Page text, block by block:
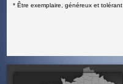
* Être exemplaire, généreux et tolérant